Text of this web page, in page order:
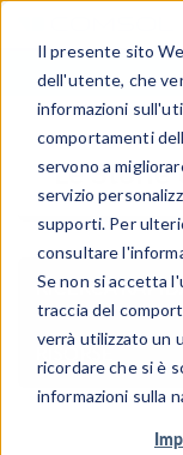
Il presente sito
dell'utente, che
informazioni
comportamenti
servono a
servizio
supporti. Per
consultare
Se non si accetta
traccia del
verrà utilizzato un
ricordare che si è
informazioni sulla
Le
RICERCA
RISORSE